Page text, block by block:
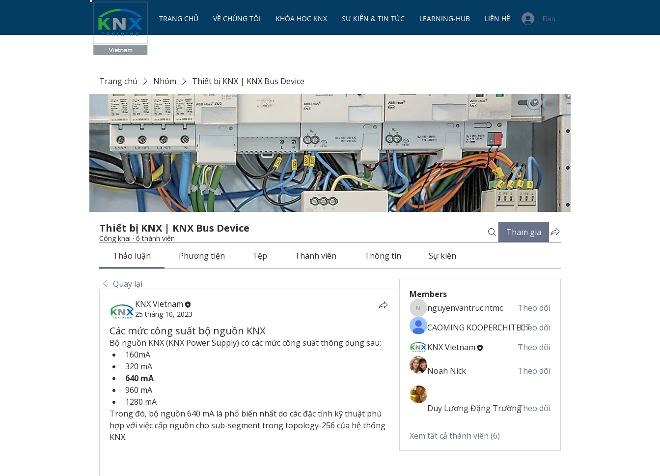
TRANG CHỦ VỀ CHÚNG TÔI KHÓA HỌC KNX SỰ KIỆN & TIN TỨC LEARNING-HUB LIÊN HỆ Đăng nhập
Trang chủ Nhóm Thiết bị KNX | KNX Bus Device
Thiết bị KNX | KNX Bus Device
Công khai · 6 thành viên
Tham gia
Thảo luận Phương tiện Tệp Thành viên Thông tin Sự kiện
Quay lại
KNX Vietnam
25 tháng 10, 2023
Các mức công suất bộ nguồn KNX
Bộ nguồn KNX (KNX Power Supply) có các mức công suất thông dụng sau:
160mA
320 mA
640 mA
960 mA
1280 mA
Trong đó, bộ nguồn 640 mA là phổ biến nhất do các đặc tính kỹ thuật phù
hợp với việc cấp nguồn cho sub-segment trong topology-256 của hệ thống
KNX.
Members
nguyenvantruc.ntmc
nguyenvantruc.ntmc
Theo dõi
CAOMING KOOPERCHITECTTheo dõi
KNX Vietnam
Theo dõi
Noah Nick Theo dõi
Duy Lương Đặng TrườngTheo dõi
Xem tất cả thành viên (6)